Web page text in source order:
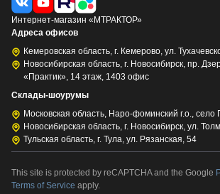
Интернет-магазин «МТРАКТОР»
Адреса офисов
Кемеровская область, г. Кемерово, ул.
Новосибирская область, г. Новосибирск, пр.
«Практик», 14 этаж, 1403 офис
Склады-шоурумы
Московская область, Наро-фоминский г.о., село
Новосибирская область, г. Новосибирск, ул.
Тульская область, г. Тула, ул. Рязанская, 54
This site is protected by reCAPTCHA and the Google
Terms of Service apply.